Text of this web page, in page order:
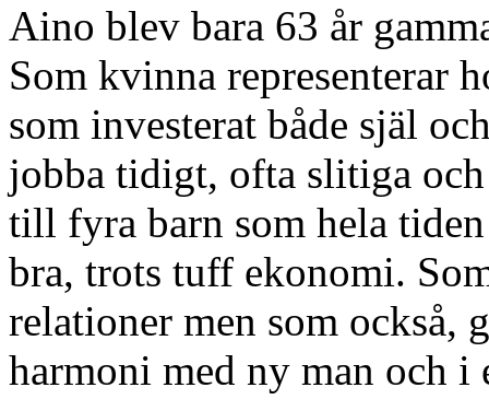
Aino blev bara 63 år
Som kvinna representerar
som investerat både själ
jobba tidigt, ofta slitiga
till fyra barn som hela
bra, trots tuff ekonomi.
relationer men som också,
harmoni med ny man och i